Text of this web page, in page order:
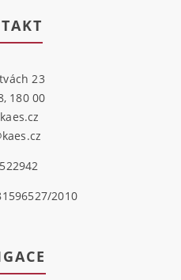
23
180 00
2010